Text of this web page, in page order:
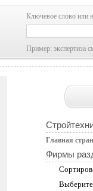
Ключевое слово или
Пример: экспертиза
Главная
Фирмы